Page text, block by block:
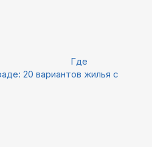
Где
20 вариантов жилья с